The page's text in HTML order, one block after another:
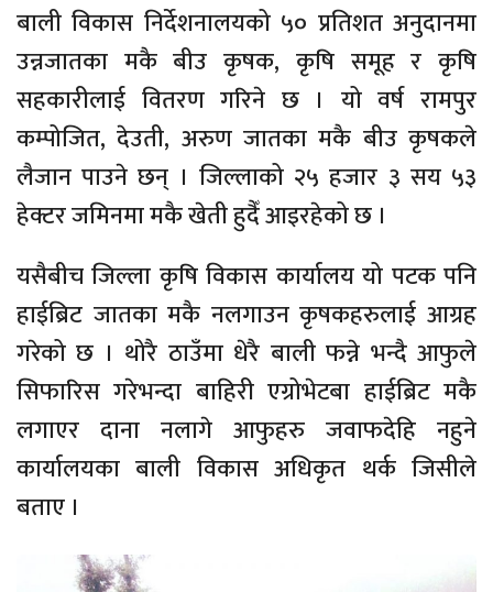
बाली विकास निर्देशनालयको ५० प्रतिशत अनुदानमा
उन्नजातका मकै बीउ कृषक, कृषि समूह र कृषि
सहकारीलाई वितरण गरिने छ । यो वर्ष रामपुर
कम्पोजित, देउती, अरुण जातका मकै बीउ कृषकले
लैजान पाउने छन् । जिल्लाको २५ हजार ३ सय ५३
हेक्टर जमिनमा मकै खेती हुदैँ आइरहेको छ ।
यसैबीच जिल्ला कृषि विकास कार्यालय यो पटक पनि
हाईब्रिट जातका मकै नलगाउन कृषकहरुलाई आग्रह
गरेको छ । थोरै ठाउँमा धेरै बाली फन्ने भन्दै आफुले
सिफारिस गरेभन्दा बाहिरी एग्रोभेटबा हाईब्रिट मकै
लगाएर दाना नलागे आफुहरु जवाफदेहि नहुने
कार्यालयका बाली विकास अधिकृत थर्क जिसीले
बताए ।